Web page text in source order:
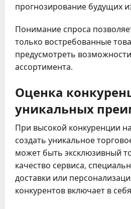
прогнозирование будущих
Понимание спроса
только востребованные
предусмотреть
ассортимента.
Оценка
уникальных
При высокой конкуренции
создать уникальное
может быть эксклюзивный
качество сервиса,
доставки или
конкурентов включает в